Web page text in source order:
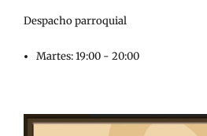
Despacho parroquial
Martes: 19:00 - 20:00